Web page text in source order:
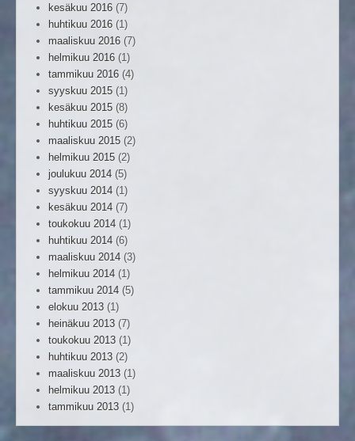
kesäkuu 2016 (7)
huhtikuu 2016 (1)
maaliskuu 2016 (7)
helmikuu 2016 (1)
tammikuu 2016 (4)
syyskuu 2015 (1)
kesäkuu 2015 (8)
huhtikuu 2015 (6)
maaliskuu 2015 (2)
helmikuu 2015 (2)
joulukuu 2014 (5)
syyskuu 2014 (1)
kesäkuu 2014 (7)
toukokuu 2014 (1)
huhtikuu 2014 (6)
maaliskuu 2014 (3)
helmikuu 2014 (1)
tammikuu 2014 (5)
elokuu 2013 (1)
heinäkuu 2013 (7)
toukokuu 2013 (1)
huhtikuu 2013 (2)
maaliskuu 2013 (1)
helmikuu 2013 (1)
tammikuu 2013 (1)